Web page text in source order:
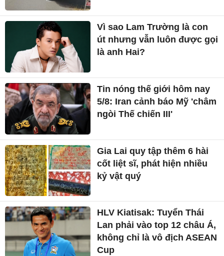
Vì sao Lam Trường là con
út nhưng vẫn luôn được gọi
là anh Hai?
Tin nóng thế giới hôm nay
5/8: Iran cảnh báo Mỹ 'châm
ngòi Thế chiến III'
Gia Lai quy tập thêm 6 hài
cốt liệt sĩ, phát hiện nhiều
kỷ vật quý
HLV Kiatisak: Tuyển Thái
Lan phải vào top 12 châu Á,
không chỉ là vô địch ASEAN
Cup